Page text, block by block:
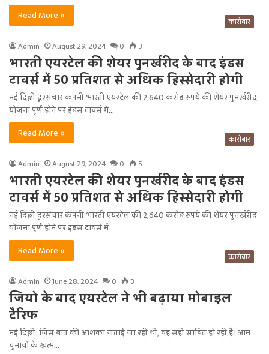
Read More »
कारोबार
Admin August 29, 2024 0 3
भारती एयरटेल की शेयर पुनर्खरीद के बाद इंडस
टावर्स में 50 प्रतिशत से अधिक हिस्सेदारी होगी
नई दिल्ली दूरसंचार कंपनी भारती एयरटेल की 2,640 करोड़ रुपये की शेयर पुनर्खरीद
योजना पूर्ण होने पर इंडस टावर्स में…
Read More »
कारोबार
Admin August 29, 2024 0 5
भारती एयरटेल की शेयर पुनर्खरीद के बाद इंडस
टावर्स में 50 प्रतिशत से अधिक हिस्सेदारी होगी
नई दिल्ली दूरसंचार कंपनी भारती एयरटेल की 2,640 करोड़ रुपये की शेयर पुनर्खरीद
योजना पूर्ण होने पर इंडस टावर्स में…
Read More »
कारोबार
Admin June 28, 2024 0 3
जियो के बाद एयरटेल ने भी बढ़ाया मोबाइल
टैरिफ
नई दिल्ली जिस बात की आशंका जताई जा रही थी, वह सही साबित हो रही है। आम
चुनावों के खत्म…